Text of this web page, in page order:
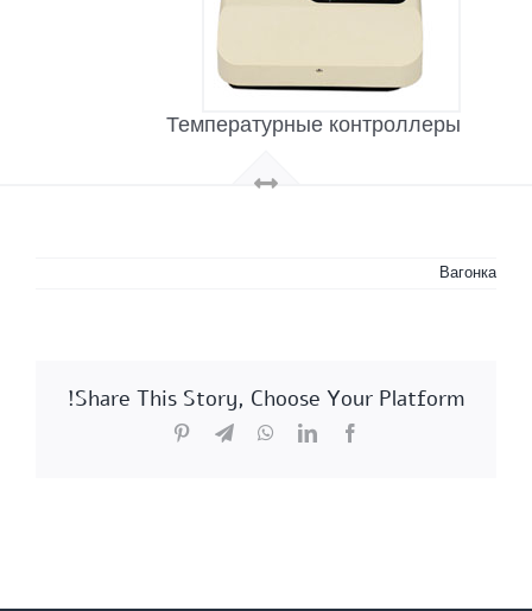
Температурные контроллеры
Вагонка
Share This Story, Choose Your Platform!
Facebook
LinkedIn
WhatsApp
Telegram